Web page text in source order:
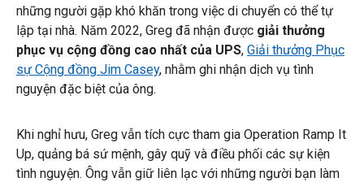
những người gặp khó khăn trong việc di chuyển có thể tự
lập tại nhà. Năm 2022, Greg đã nhận được giải thưởng
phục vụ cộng đồng cao nhất của UPS, Giải thưởng Phục
sự Cộng đồng Jim Casey, nhằm ghi nhận dịch vụ tình
nguyện đặc biệt của ông.
Khi nghỉ hưu, Greg vẫn tích cực tham gia Operation Ramp It
Up, quảng bá sứ mệnh, gây quỹ và điều phối các sự kiện
tình nguyện. Ông vẫn giữ liên lạc với những người bạn làm